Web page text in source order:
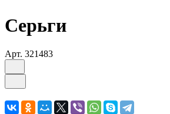
Серьги
Арт. 321483